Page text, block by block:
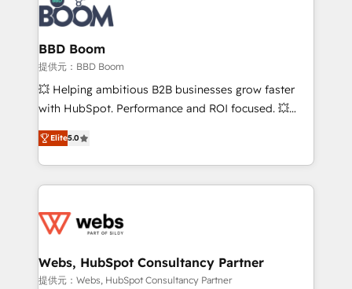
cumulées
Seamless CRM, CMS, and automation setup •
Complex platform migrations and data cleanups •
Custom APIs and third-party integrations 📈 End-to-
End Revenue Acceleration • Lifecycle marketing and
pipeline growth programs • Sales enablement tools
and CRM optimization • Retention strategies with
Execution • 750+ onboardings and 2,000+
implementations • Deep expertise across marketing,
BBD Boom
提供元：BBD Boom
💥 Helping ambitious B2B businesses grow faster
with HubSpot. Performance and ROI focused. 💥
BBD Boom is the HubSpot partner that can help you
to HubSpot Better. We work with your teams to
solve all your HubSpot challenges and improve user
adoption, sales process and marketing results.
the first time 🔧 Designing and optimising your
and build using HubSpot 🔌 Integrating HubSpot
with other systems 🎓 Training your teams to be
Elite5.0
Webs, HubSpot Consultancy Partner
提供元：Webs, HubSpot Consultancy Partner